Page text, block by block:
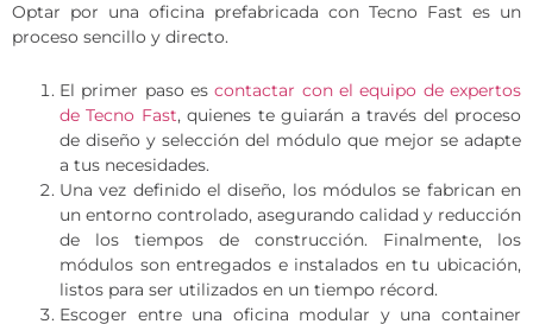
Optar por una oficina prefabricada con Tecno Fast es un
proceso sencillo y directo.
El primer paso escontactar con el equipo de expertos
de Tecno Fast, quienes te guiarán a través del proceso
de diseño y selección del módulo que mejor se adapte
a tus necesidades.
Una vez definido el diseño, los módulos se fabrican en
un entorno controlado, asegurando calidad y reducción
de los tiempos de construcción. Finalmente, los
módulos son entregados e instalados en tu ubicación,
listos para ser utilizados en un tiempo récord.
Escoger entre una oficina modular y una container